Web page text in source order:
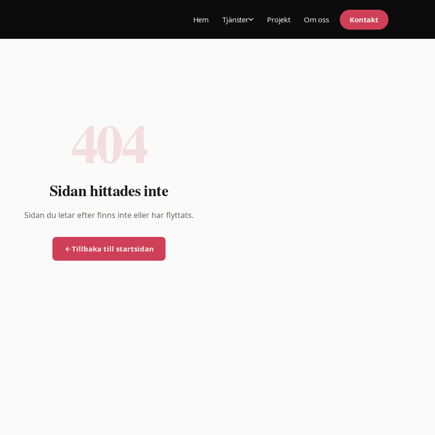
Hem Tjänster Projekt Om oss Kontakt
404
Sidan hittades inte
Sidan du letar efter finns inte eller har flyttats.
Tillbaka till startsidan